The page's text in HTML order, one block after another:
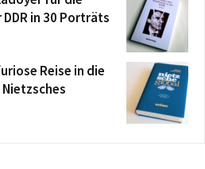
in 30 Porträts
Reise in die